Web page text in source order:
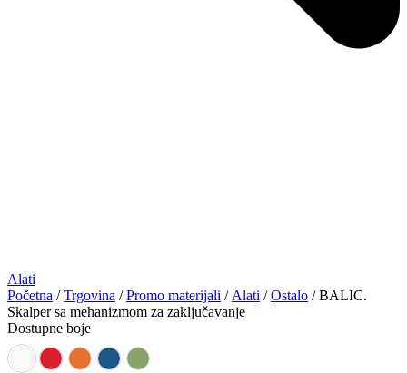
Alati
Početna /Trgovina /Promo materijali / Alati /Ostalo / BALIC.
Skalper sa mehanizmom za zaključavanje
Dostupne boje